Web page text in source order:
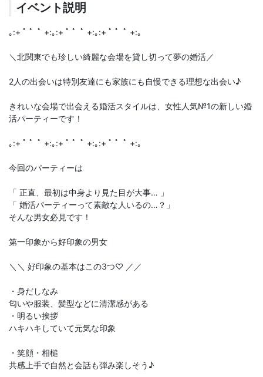
イベント説明
｡:+ ﾟ ゜ﾟ +:｡:+ ﾟ ゜ﾟ +:｡:+ ﾟ ゜ﾟ +:｡
＼北関東でも珍しい綺麗な会場を貸し切って夢の婚活／
2人の出会いは特別友達にも家族にも自慢できる理想な出会い♪
きれいな会場で出会える婚活スタイルは、女性人気№1の新しい婚
活パーティーです！
｡:+ ﾟ ゜ﾟ +:｡:+ ﾟ ゜ﾟ +:｡:+ ﾟ ゜ﾟ +:｡
今回のパーティーは
「 正直、最初は中身より見た目が大事… 」
「 婚活パーティーって素敵な人いるの…？」
そんな男女必見です！
第一印象から好印象の男女
＼＼ 好印象の基本はこの3つ♡ ／／
・身だしなみ
匂いや服装、髪型などに清潔感がある
・明るい挨拶
ハキハキしていて元気な印象
・笑顔・相槌
共感上手で自然と会話も弾み楽しそう♪